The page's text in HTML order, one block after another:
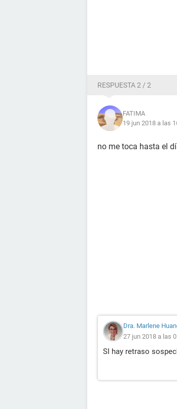
RESPUESTA 2 / 2
FATIMA
19 jun 2018 a las
no me toca hasta el
Dra. Marlene
27 jun 2018 a las
SI hay retraso